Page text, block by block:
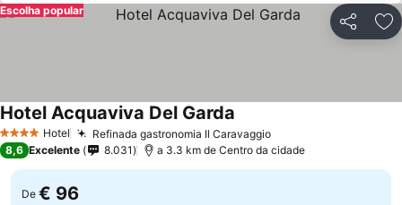
Partilhar
Escolha popular
4 EstrelasHotel Refinada gastronomia Il CaravaggioVer preços
Hotel Acquaviva Del Garda
8,6 Excelente 8.031 a 3.3 km de Centro da cidade
De € 96